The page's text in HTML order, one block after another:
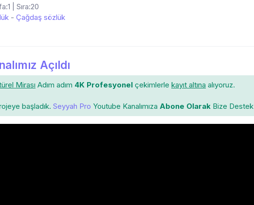
| Sıra:20
- Çağdaş sözlük
Açıldı
Mirası Adım adım 4K Profesyonel çekimlerle kayıt altına alıyoruz.
başladık. Seyyah Pro Youtube Kanalımıza Abone Olarak Bize Destek